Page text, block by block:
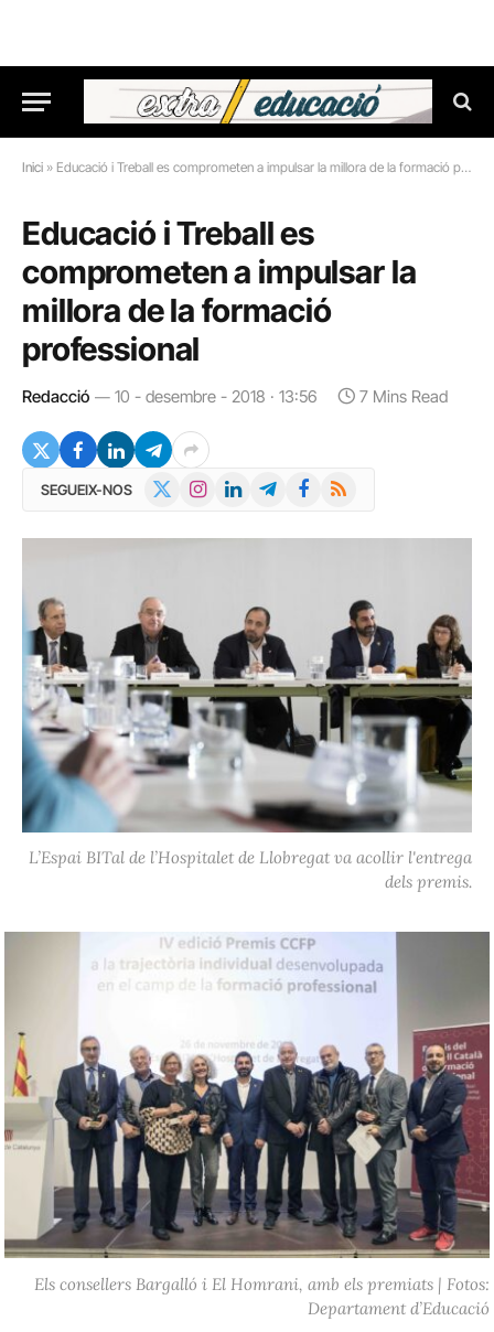
Inici » Educació i Treball es comprometen a impulsar la millora de la formació professional
Educació i Treball es
comprometen a impulsar la
millora de la formació
professional
Redacció 10 - desembre - 2018 · 13:56 7 Mins Read
SEGUEIX-NOS InstagramLinkedInTelegramFacebook
RSS
L’Espai BITal de l’Hospitalet de Llobregat va acollir l'entrega
dels premis.
Els consellers Bargalló i El Homrani, amb els premiats | Fotos:
Departament d’Educació